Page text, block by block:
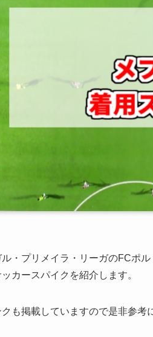
・プリメイラ・リーガのFCポ
カースパイクを紹介します。
も掲載していますので是非参考